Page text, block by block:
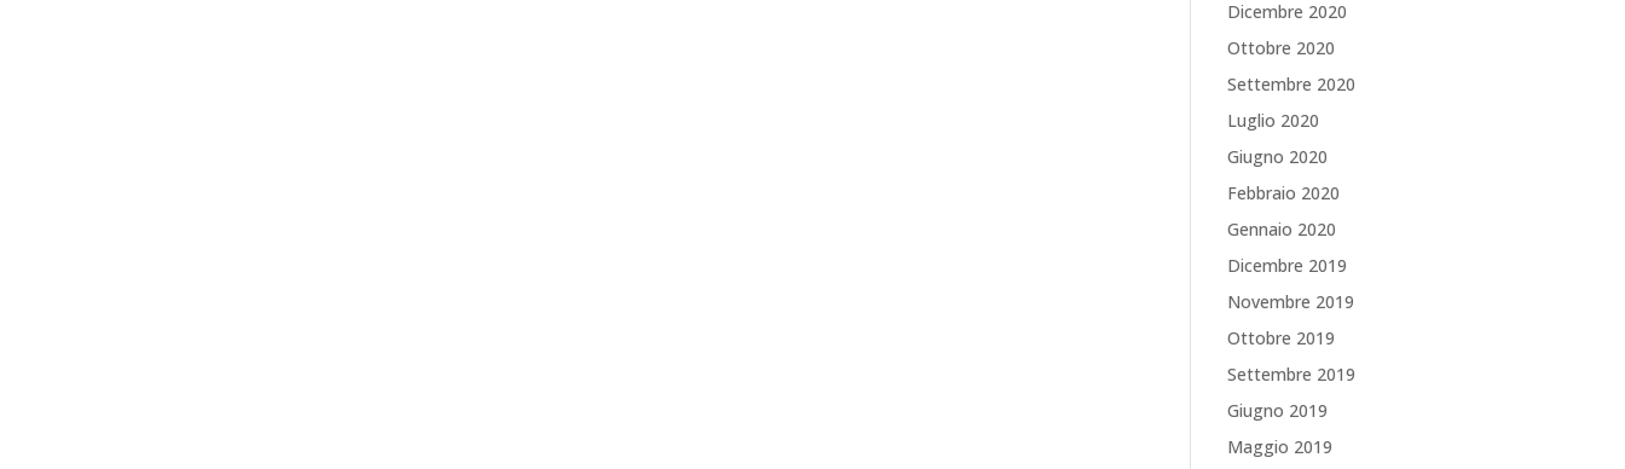
Dicembre 2020
Ottobre 2020
Settembre 2020
Luglio 2020
Giugno 2020
Febbraio 2020
Gennaio 2020
Dicembre 2019
Novembre 2019
Ottobre 2019
Settembre 2019
Giugno 2019
Maggio 2019